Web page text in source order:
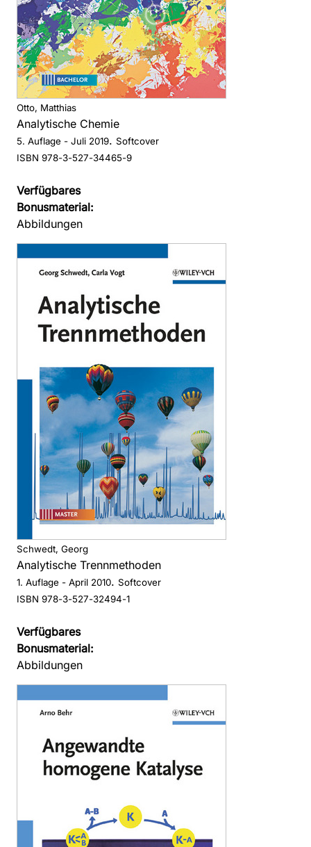
Otto, Matthias
Analytische Chemie
5. Auflage - Juli 2019. Softcover
ISBN 978-3-527-34465-9
Verfügbares
Bonusmaterial:
Abbildungen
Schwedt, Georg
Analytische Trennmethoden
1. Auflage - April 2010. Softcover
ISBN 978-3-527-32494-1
Verfügbares
Bonusmaterial:
Abbildungen